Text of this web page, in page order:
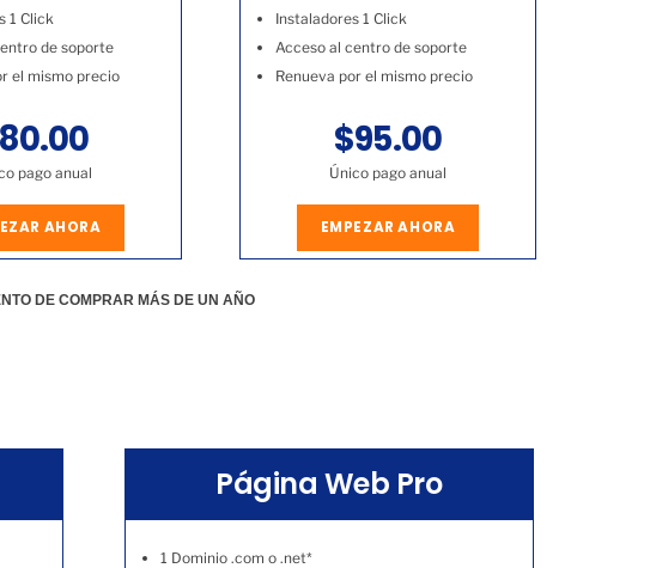
1 Click
de soporte
el mismo precio
pago anual
AHORA
Instaladores 1 Click
Acceso al centro de soporte
Renueva por el mismo precio
$95.00
Único pago anual
EMPEZAR AHORA
DE COMPRAR MÁS DE UN AÑO
Página Web Pro
1 Dominio .com o .net*